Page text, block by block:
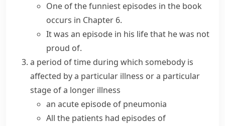
One of the funniest episodes in the book
occurs in Chapter 6.
It was an episode in his life that he was not
proud of.
a period of time during which somebody is
affected by a particular illness or a particular
stage of a longer illness
an acute episode of pneumonia
All the patients had episodes of